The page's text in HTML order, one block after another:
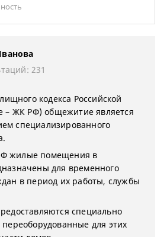
231
кодекса Российской
– ЖК РФ) общежитие является
специализированного
жилые помещения в
для временного
в период их работы, службы
специально
для этих